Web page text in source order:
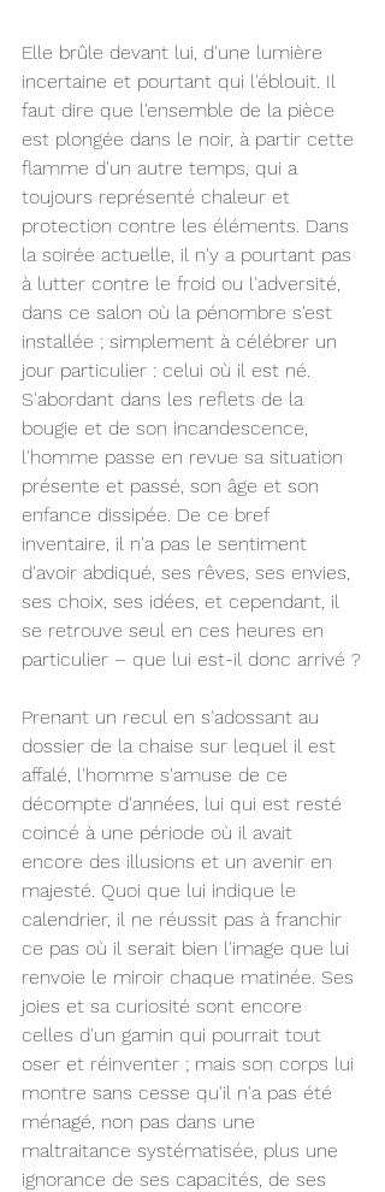
Elle brûle devant lui, d'une lumière
incertaine et pourtant qui l'éblouit. Il
faut dire que l'ensemble de la pièce
est plongée dans le noir, à partir cette
flamme d'un autre temps, qui a
toujours représenté chaleur et
protection contre les éléments. Dans
la soirée actuelle, il n'y a pourtant pas
à lutter contre le froid ou l'adversité,
dans ce salon où la pénombre s'est
installée ; simplement à célébrer un
jour particulier : celui où il est né.
S'abordant dans les reflets de la
bougie et de son incandescence,
l'homme passe en revue sa situation
présente et passé, son âge et son
enfance dissipée. De ce bref
inventaire, il n'a pas le sentiment
d'avoir abdiqué, ses rêves, ses envies,
ses choix, ses idées, et cependant, il
se retrouve seul en ces heures en
particulier – que lui est-il donc arrivé ?
Prenant un recul en s'adossant au
dossier de la chaise sur lequel il est
affalé, l'homme s'amuse de ce
décompte d'années, lui qui est resté
coincé à une période où il avait
encore des illusions et un avenir en
majesté. Quoi que lui indique le
calendrier, il ne réussit pas à franchir
ce pas où il serait bien l'image que lui
renvoie le miroir chaque matinée. Ses
joies et sa curiosité sont encore
celles d'un gamin qui pourrait tout
oser et réinventer ; mais son corps lui
montre sans cesse qu'il n'a pas été
ménagé, non pas dans une
maltraitance systématisée, plus une
ignorance de ses capacités, de ses